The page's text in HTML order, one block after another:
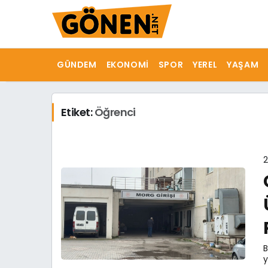
GÜNDEM EKONOMI SPOR YEREL YAŞAM
Etiket:Öğrenci